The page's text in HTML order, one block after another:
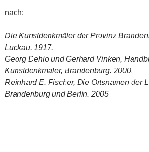
nach:
Die Kunstdenkmäler der Provinz
Luckau. 1917.
Georg Dehio und Gerhard Vinken,
Kunstdenkmäler, Brandenburg. 2000.
Reinhard E. Fischer, Die Ortsnamen der
Brandenburg und Berlin. 2005